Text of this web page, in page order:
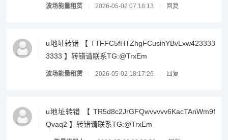
波场能量租赁 2026-05-02 07:18:13 回复
u地址转错 【 TTFFC5fHTZhgFCusihYBvLxw423333
3333 】转错请联系TG:@TrxEm
波场能量租赁 2026-05-02 18:17:26 回复
u地址转错 【 TR5d8c2JrGFQwvvvvv6KacTAnWm9f
Qvaq2 】转错请联系TG:@TrxEm